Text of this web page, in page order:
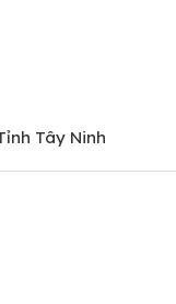
Tây Ninh